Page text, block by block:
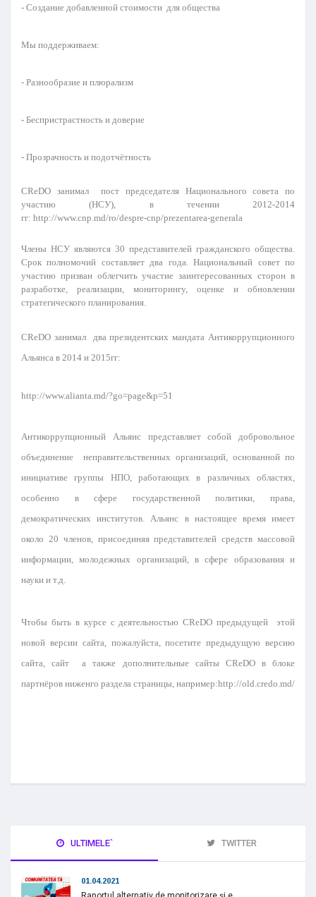
- Создание добавленной стоимости для общества
Мы поддерживаем:
- Разнообразие и плюрализм
- Беспристрастность и доверие
- Прозрачность и подотчётность
CReDO занимал пост председателя Национального совета по
участию (НСУ), в течении 2012-2014
гг: http://www.cnp.md/ro/despre-cnp/prezentarea-generala
Члены НСУ являются 30 представителей гражданского общества.
Срок полномочий составляет два года. Национальный совет по
участию призван облегчить участие заинтересованных сторон в
разработке, реализации, мониторингу, оценке и обновлении
стратегического планирования.
CReDO занимал два президентских мандата Антикоррупционного
Альянса в 2014 и 2015гг:
http://www.alianta.md/?go=page&p=51
Антикоррупционный Альянс представляет собой
добровольное
объединение
неправительственных организаций, основанной по
инициативе
группы НПО, работающих в различных областях,
особенно в сфере государственной политики, права,
демократических институтов.Альянс в настоящее время имеет
около 20 членов, присоединяя представителей средств массовой
информации, молодежных организаций,в сфере образования и
науки и т.д.
Чтобы быть в курсе c деятельностью CReDO предыдущей этой
новой версии сайта, пожалуйста, посетитепредыдущую версию
сайта,сайт а также дополнительные сайты CReDO в блоке
партнёров ниженго раздела страницы, например:http://old.credo.md/
ULTIMELE` TWITTER
01.04.2021